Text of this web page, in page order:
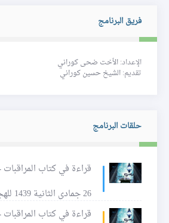
فريق البرنامج
الإعداد:الأخت ضحى كوراني
تقديم:الشيخ حسين كوراني
حلقات البرنامج
قراءة في كتاب
26 جمادى الثانية 1439 للهجرة - أخوات
قراءة في كتاب